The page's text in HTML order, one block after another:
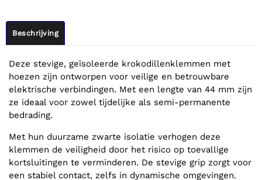
Beschrijving
Deze stevige, geïsoleerde krokodillenklemmen met
hoezen zijn ontworpen voor veilige en betrouwbare
elektrische verbindingen. Met een lengte van 44 mm zijn
ze ideaal voor zowel tijdelijke als semi-permanente
bedrading.
Met hun duurzame zwarte isolatie verhogen deze
klemmen de veiligheid door het risico op toevallige
kortsluitingen te verminderen. De stevige grip zorgt voor
een stabiel contact, zelfs in dynamische omgevingen.